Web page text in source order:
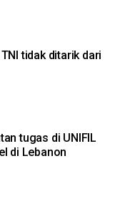
tidak ditarik dari
tugas di UNIFIL
di Lebanon